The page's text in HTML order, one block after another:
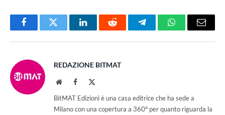
FacebookTwitter LinkedInReddit TelegramWhatsAppEmail
REDAZIONE BITMAT
WebsiteFacebook
BitMAT Edizioni è una casa editrice che ha sede a
Milano con una copertura a 360° per quanto riguarda la